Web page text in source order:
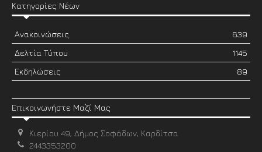
Κατηγορίες Νέων
Ανακοινώσεις
639
Δελτία Τύπου
1145
Εκδηλώσεις
89
Επικοινωνήστε Μαζί Μας
Κιερίου 49, Δήμος Σοφάδων, Καρδίτσα
2443353200